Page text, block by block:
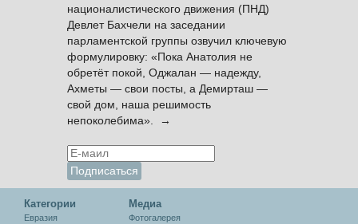
националистического движения (ПНД)
Девлет Бахчели на заседании
парламентской группы озвучил ключевую
формулировку: «Пока Анатолия не
обретёт покой, Оджалан — надежду,
Ахметы — свои посты, а Демирташ —
свой дом, наша решимость
непоколебима». →
Категории
Евразия
Медиа
Фотогалерея